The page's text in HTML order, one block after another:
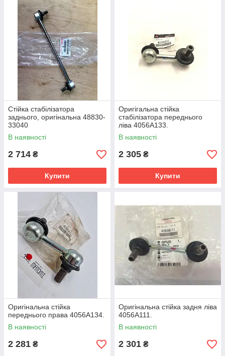
Стійка стабілізатора
заднього, оригінальна 48830-
33040
В наявності
2 714 ₴
Купити
Оригігальна стійка
стабілізатора переднього
ліва 4056A133.
В наявності
2 305 ₴
Купити
Оригінальна стійка
переднього права 4056A134.
В наявності
2 281 ₴
Оригінальна стійка задня ліва
4056A111.
В наявності
2 301 ₴